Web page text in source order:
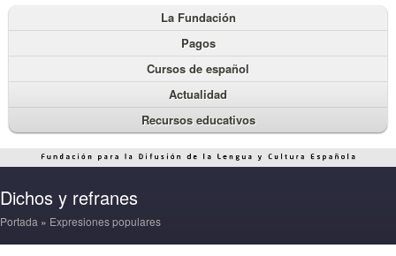
La Fundación
Pagos
Cursos de español
Actualidad
Recursos educativos
Dichos y refranes
Portada » Expresiones populares